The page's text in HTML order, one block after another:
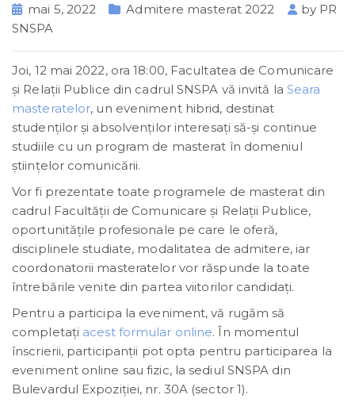
mai 5, 2022 Admitere masterat 2022 by PR
SNSPA
Joi, 12 mai 2022, ora 18:00, Facultatea de Comunicare
şi Relaţii Publice din cadrul SNSPA vă invită la Seara
masteratelor, un eveniment hibrid, destinat
studenţilor şi absolvenţilor interesaţi să-şi continue
studiile cu un program de masterat în domeniul
științelor comunicării.
Vor fi prezentate toate programele de masterat din
cadrul Facultății de Comunicare și Relații Publice,
oportunităţile profesionale pe care le oferă,
disciplinele studiate, modalitatea de admitere, iar
coordonatorii masteratelor vor răspunde la toate
întrebările venite din partea viitorilor candidaţi.
Pentru a participa la eveniment, vă rugăm să
completați acest formular online. În momentul
înscrierii, participanții pot opta pentru participarea la
eveniment online sau fizic, la sediul SNSPA din
Bulevardul Expoziției, nr. 30A (sector 1).